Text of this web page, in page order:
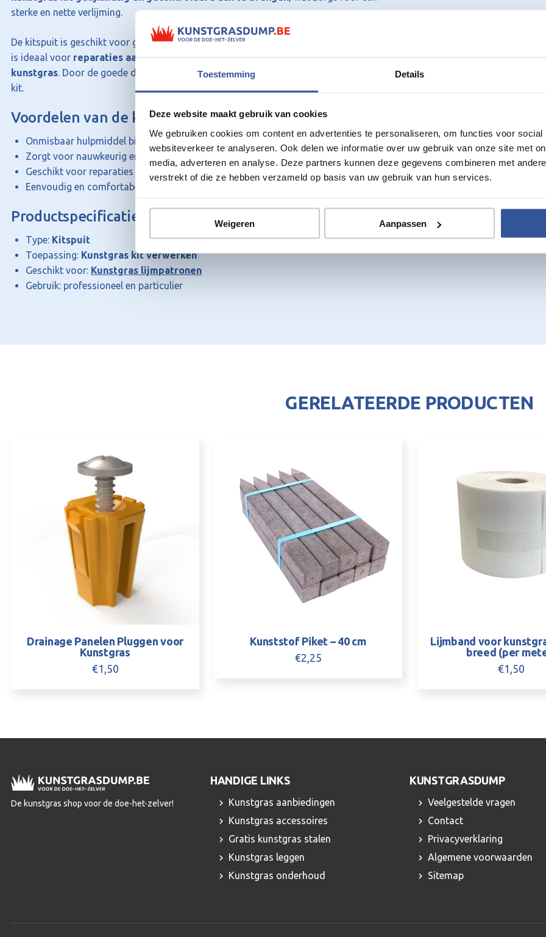
Toestemming Details
Deze website maakt gebruik van cookies
We gebruiken cookies om content en advertenties te personaliseren, om functies voor
websiteverkeer te analyseren. Ook delen we informatie over uw gebruik van onze site met
media, adverteren en analyse. Deze partners kunnen deze gegevens combineren met
verstrekt of die ze hebben verzameld op basis van uw gebruik van hun services.
Weigeren Aanpassen
sterke en nette verlijming.
De kitspuit is geschikt voor gebruik in combinatie met
is ideaal voor reparaties aan kunstgras
kunstgras. Door de goede dosering werkt u nauwkeurig en voorkomt u verspilling van
kit.
Voordelen van de kunstgras kitspuit:
Onmisbaar hulpmiddel bij kunstgras installatie
Zorgt voor nauwkeurig en gelijkmatig aanbrengen van kit
Geschikt voor reparaties en het verlijmen van naden
Eenvoudig en comfortabel in gebruik
Productspecificaties:
Type: Kitspuit
Toepassing: Kunstgras kit verwerken
Geschikt voor: Kunstgras lijmpatronen
Gebruik: professioneel en particulier
GERELATEERDE PRODUCTEN
Drainage Panelen Pluggen voor
Kunstgras
€1,50
Kunststof Piket – 40 cm
€2,25
Lijmband voor
breed (per
€1,50
De kunstgras shop voor de doe-het-zelver!
HANDIGE LINKS
Kunstgras aanbiedingen
Kunstgras accessoires
Gratis kunstgras stalen
Kunstgras leggen
Kunstgras onderhoud
KUNSTGRASDUMP
Veelgestelde vragen
Contact
Privacyverklaring
Algemene voorwaarden
Sitemap